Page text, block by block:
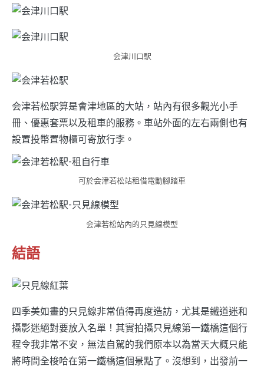
会津川口駅
会津若松駅算是會津地區的大站，站內有很多觀光小手
冊、優惠套票以及租車的服務。車站外面的左右兩側也有
設置投幣置物櫃可寄放行李。
可於会津若松站租借電動腳踏車
会津若松站內的只見線模型
結語
四季美如畫的只見線非常值得再度造訪，尤其是鐵道迷和
攝影迷絕對要放入名單！其實拍攝只見線第一鐵橋這個行
程令我非常不安，無法自駕的我們原本以為當天大概只能
將時間全梭哈在第一鐵橋這個景點了。沒想到，出發前一